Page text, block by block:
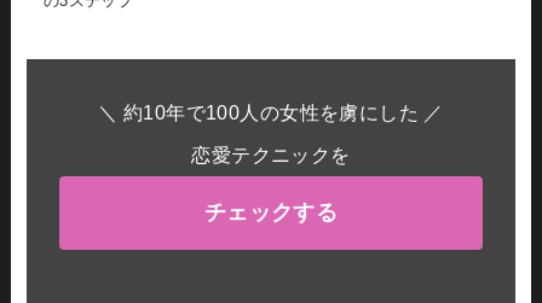
＼ 約10年で100人の女性を虜にした ／
恋愛テクニックを
チェックする